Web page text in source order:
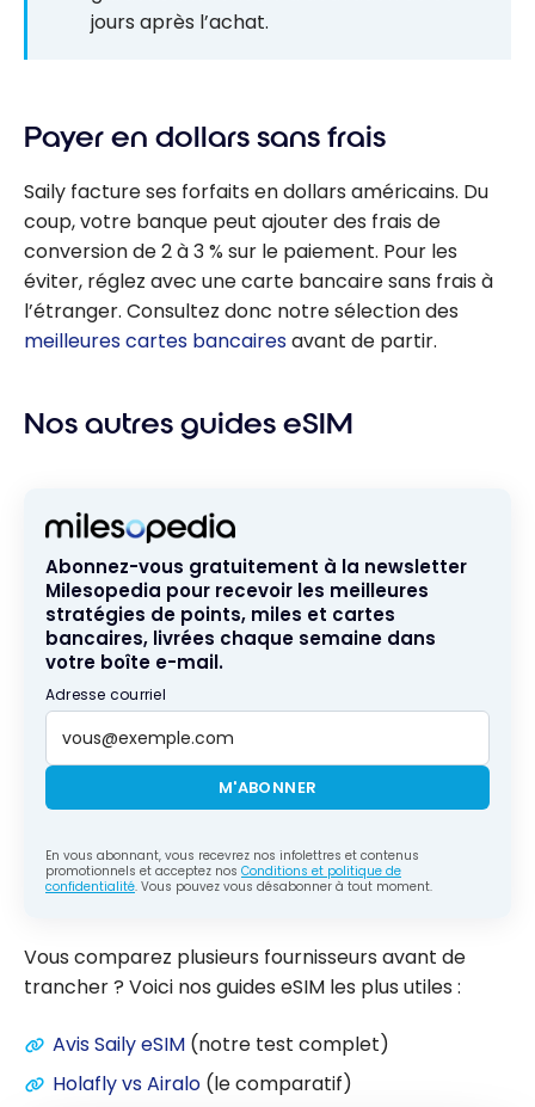
jours après l’achat.
Payer en dollars sans frais
Saily facture ses forfaits en dollars américains. Du
coup, votre banque peut ajouter des frais de
conversion de 2 à 3 % sur le paiement. Pour les
éviter, réglez avec une carte bancaire sans frais à
l’étranger. Consultez donc notre sélection des
meilleures cartes bancairesavant de partir.
Nos autres guides eSIM
Abonnez-vous gratuitement à la newsletter
Milesopedia pour recevoir les meilleures
stratégies de points, miles et cartes
bancaires, livrées chaque semaine dans
votre boîte e-mail.
Adresse courriel
M'ABONNER
En vous abonnant, vous recevrez nos infolettres et contenus
promotionnels et acceptez nos Conditions et politique de
confidentialité. Vous pouvez vous désabonner à tout moment.
Vous comparez plusieurs fournisseurs avant de
trancher ? Voici nos guides eSIM les plus utiles :
Avis Saily eSIM (notre test complet)
Holafly vs Airalo (le comparatif)